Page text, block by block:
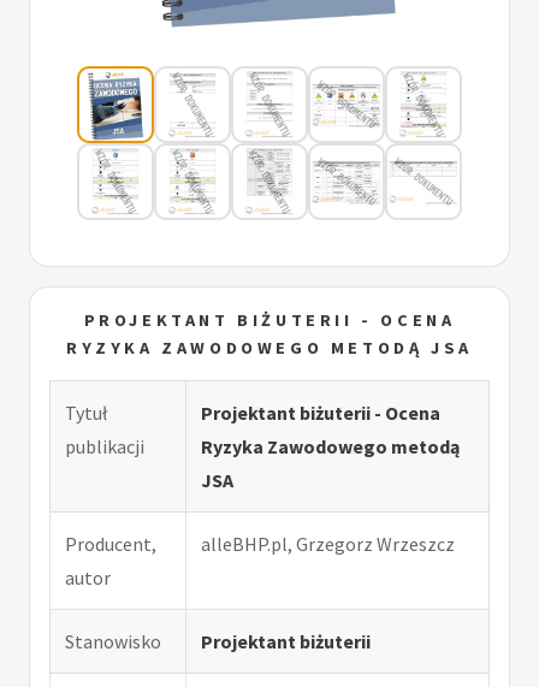
PROJEKTANT BIŻUTERII - OCENA
RYZYKA ZAWODOWEGO METODĄ JSA
Tytuł
publikacji
Projektant biżuterii - Ocena
Ryzyka Zawodowego metodą
JSA
Producent,
autor
alleBHP.pl, Grzegorz Wrzeszcz
Stanowisko Projektant biżuterii